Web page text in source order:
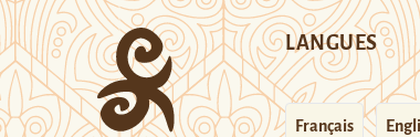
LANGUES
Français